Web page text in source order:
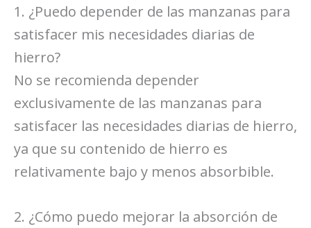
1. ¿Puedo depender de las manzanas para
satisfacer mis necesidades diarias de
hierro?
No se recomienda depender
exclusivamente de las manzanas para
satisfacer las necesidades diarias de hierro,
ya que su contenido de hierro es
relativamente bajo y menos absorbible.
2. ¿Cómo puedo mejorar la absorción de